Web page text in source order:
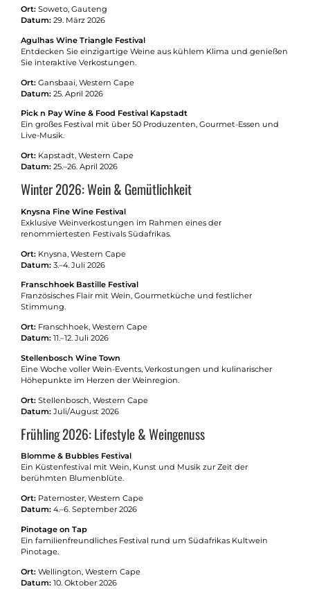
Ort: Soweto, Gauteng
Datum: 29. März 2026
Agulhas Wine Triangle Festival
Entdecken Sie einzigartige Weine aus kühlem Klima und genießen
Sie interaktive Verkostungen.
Ort: Gansbaai, Western Cape
Datum: 25. April 2026
Pick n Pay Wine & Food Festival Kapstadt
Ein großes Festival mit über 50 Produzenten, Gourmet-Essen und
Live-Musik.
Ort: Kapstadt, Western Cape
Datum: 25.–26. April 2026
Winter 2026: Wein & Gemütlichkeit
Knysna Fine Wine Festival
Exklusive Weinverkostungen im Rahmen eines der
renommiertesten Festivals Südafrikas.
Ort: Knysna, Western Cape
Datum: 3.–4. Juli 2026
Franschhoek Bastille Festival
Französisches Flair mit Wein, Gourmetküche und festlicher
Stimmung.
Ort: Franschhoek, Western Cape
Datum: 11.–12. Juli 2026
Stellenbosch Wine Town
Eine Woche voller Wein-Events, Verkostungen und kulinarischer
Höhepunkte im Herzen der Weinregion.
Ort: Stellenbosch, Western Cape
Datum: Juli/August 2026
Frühling 2026: Lifestyle & Weingenuss
Blomme & Bubbles Festival
Ein Küstenfestival mit Wein, Kunst und Musik zur Zeit der
berühmten Blumenblüte.
Ort: Paternoster, Western Cape
Datum: 4.–6. September 2026
Pinotage on Tap
Ein familienfreundliches Festival rund um Südafrikas Kultwein
Pinotage.
Ort: Wellington, Western Cape
Datum: 10. Oktober 2026